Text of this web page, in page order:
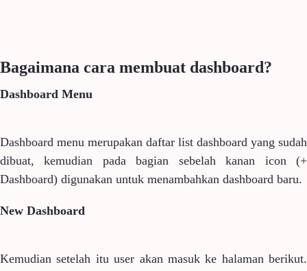
Bagaimana cara membuat dashboard?
Dashboard Menu
Dashboard menu merupakan daftar list dashboard yang sudah
dibuat, kemudian pada bagian sebelah kanan icon (+
Dashboard) digunakan untuk menambahkan dashboard baru.
New Dashboard
Kemudian setelah itu user akan masuk ke halaman berikut.